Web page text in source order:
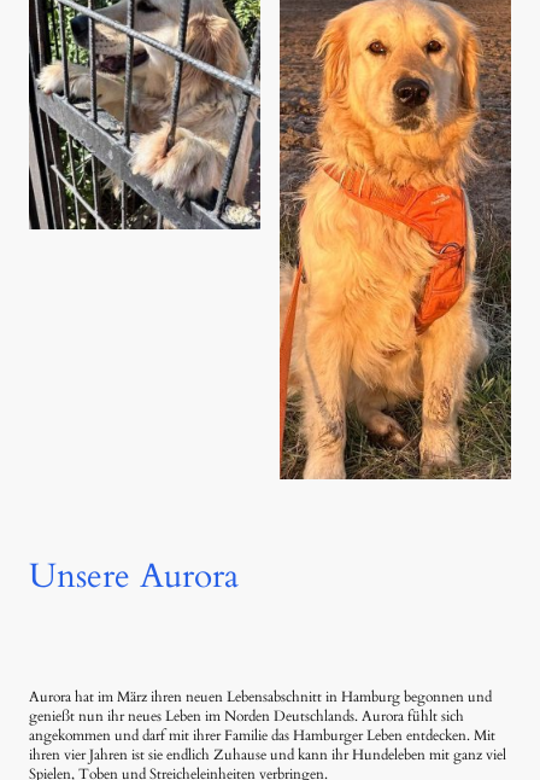
Unsere Aurora
Aurora hat im März ihren neuen Lebensabschnitt in Hamburg begonnen und
genießt nun ihr neues Leben im Norden Deutschlands. Aurora fühlt sich
angekommen und darf mit ihrer Familie das Hamburger Leben entdecken. Mit
ihren vier Jahren ist sie endlich Zuhause und kann ihr Hundeleben mit ganz viel
Spielen, Toben und Streicheleinheiten verbringen.